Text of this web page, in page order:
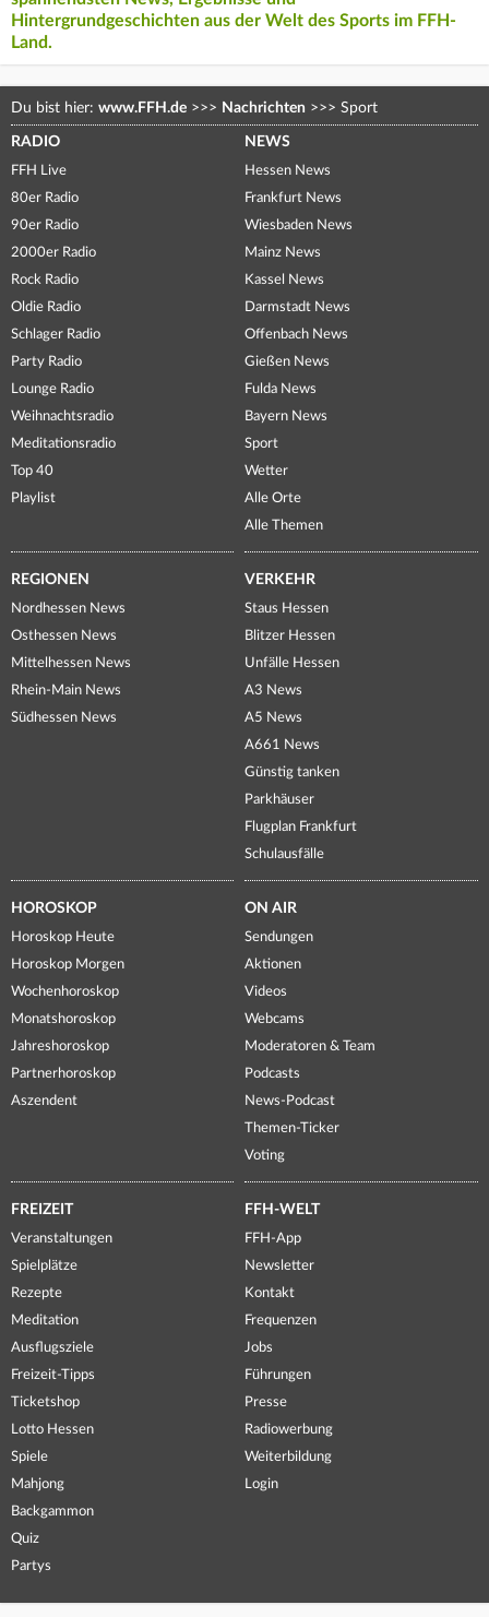
Hintergrundgeschichten aus der Welt des Sports im FFH-
Land.
Du bist hier: www.FFH.de >>> Nachrichten >>> Sport
RADIO
FFH Live
80er Radio
90er Radio
2000er Radio
Rock Radio
Oldie Radio
Schlager Radio
Party Radio
Lounge Radio
Weihnachtsradio
Meditationsradio
Top 40
Playlist
NEWS
Hessen News
Frankfurt News
Wiesbaden News
Mainz News
Kassel News
Darmstadt News
Offenbach News
Gießen News
Fulda News
Bayern News
Sport
Wetter
Alle Orte
Alle Themen
REGIONEN
Nordhessen News
Osthessen News
Mittelhessen News
Rhein-Main News
Südhessen News
VERKEHR
Staus Hessen
Blitzer Hessen
Unfälle Hessen
A3 News
A5 News
A661 News
Günstig tanken
Parkhäuser
Flugplan Frankfurt
Schulausfälle
HOROSKOP
Horoskop Heute
Horoskop Morgen
Wochenhoroskop
Monatshoroskop
Jahreshoroskop
Partnerhoroskop
Aszendent
ON AIR
Sendungen
Aktionen
Videos
Webcams
Moderatoren & Team
Podcasts
News-Podcast
Themen-Ticker
Voting
FREIZEIT
Veranstaltungen
Spielplätze
Rezepte
Meditation
Ausflugsziele
Freizeit-Tipps
Ticketshop
Lotto Hessen
Spiele
Mahjong
Backgammon
Quiz
Partys
FFH-WELT
FFH-App
Newsletter
Kontakt
Frequenzen
Jobs
Führungen
Presse
Radiowerbung
Weiterbildung
Login